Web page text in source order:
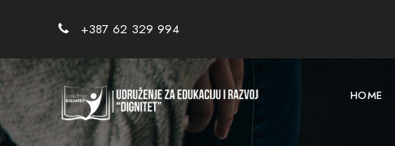
+387 62 329 994
HOME